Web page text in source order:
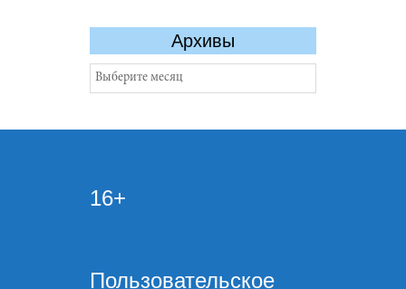
Архивы
Архивы
16+
Пользовательское